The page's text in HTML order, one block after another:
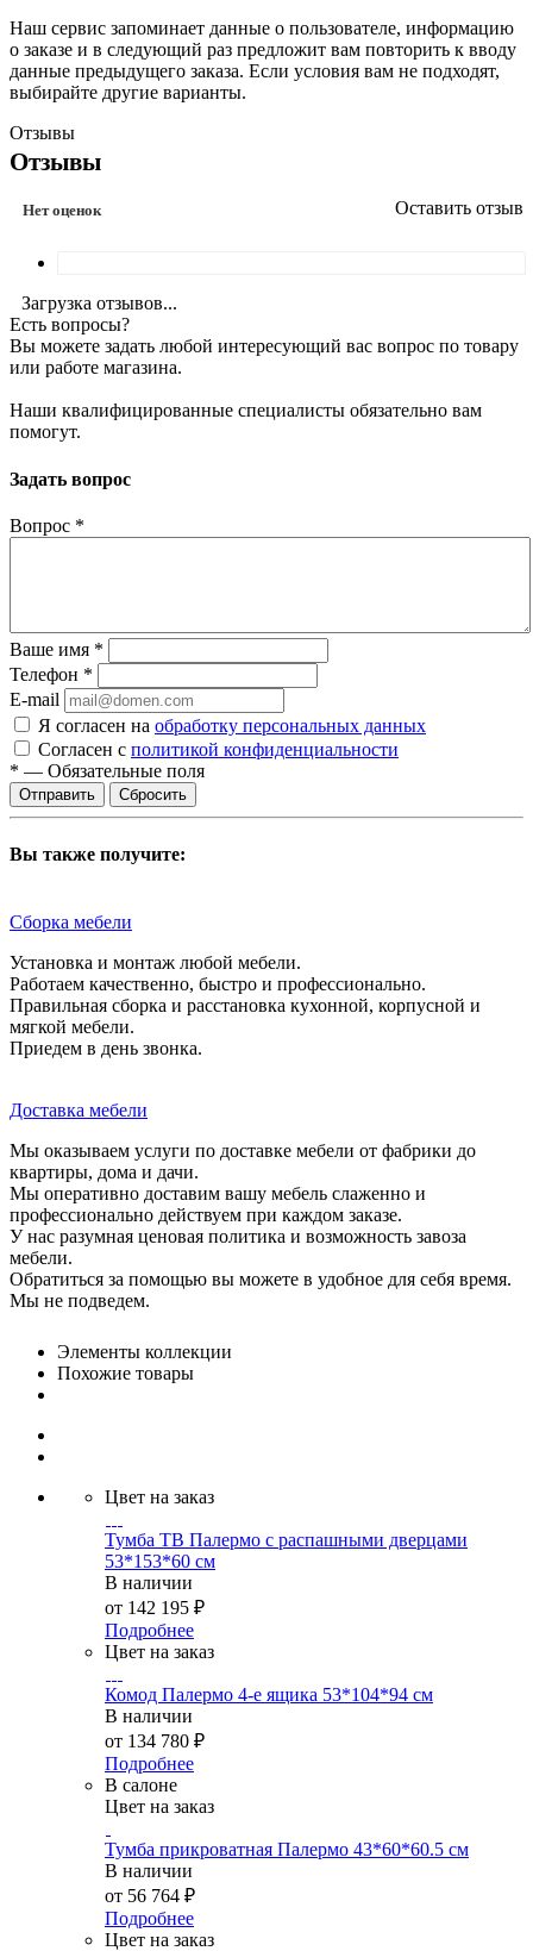
Наш сервис запоминает данные о пользователе, информацию
о заказе и в следующий раз предложит вам повторить к вводу
данные предыдущего заказа. Если условия вам не подходят,
выбирайте другие варианты.
Отзывы
Отзывы
Нет оценок Оставить отзыв
Загрузка отзывов...
Есть вопросы?
Вы можете задать любой интересующий вас вопрос по товару
или работе магазина.
Наши квалифицированные специалисты обязательно вам
помогут.
Задать вопрос
Вопрос *
Ваше имя *
Телефон *
E-mail
Я согласен на обработку персональных данных
Согласен с политикой конфиденциальности
* — Обязательные поля
Сбросить
Вы также получите:
Сборка мебели
Установка и монтаж любой мебели.
Работаем качественно, быстро и профессионально.
Правильная сборка и расстановка кухонной, корпусной и
мягкой мебели.
Приедем в день звонка.
Доставка мебели
Мы оказываем услуги по доставке мебели от фабрики до
квартиры, дома и дачи.
Мы оперативно доставим вашу мебель слаженно и
профессионально действуем при каждом заказе.
У нас разумная ценовая политика и возможность завоза
мебели.
Обратиться за помощью вы можете в удобное для себя время.
Мы не подведем.
Элементы коллекции
Похожие товары
Цвет на заказ
Тумба ТВ Палермо с распашными дверцами
53*153*60 см
В наличии
от 142 195 ₽
Подробнее
Цвет на заказ
Комод Палермо 4-е ящика 53*104*94 см
В наличии
от 134 780 ₽
Подробнее
В салоне
Цвет на заказ
Тумба прикроватная Палермо 43*60*60.5 см
В наличии
от 56 764 ₽
Подробнее
Цвет на заказ